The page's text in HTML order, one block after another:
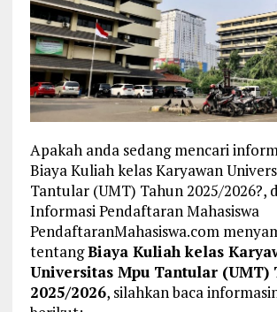
Apakah anda sedang mencari
Biaya Kuliah kelas Karyawan
Tantular (UMT) Tahun 2025/2026?,
Informasi Pendaftaran Mahasiswa
PendaftaranMahasiswa.com
tentangBiaya Kuliah kelas
Universitas Mpu Tantular (UMT)
2025/2026, silahkan baca